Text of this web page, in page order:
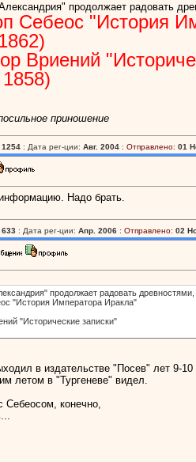
продолжает радовать
Себеос "История
Вриений
приношение
1254: Дата рег-ции: Авг. 2004: Отправлено: 01
Надо брать.
633: Дата рег-ции: Апр. 2006: Отправлено: 02
продолжает радовать
"История Императора Иракла"
"Исторические записки"
в издательстве "Посев" лет 9-
летом в "Тургеневе" видел.
Себеосом, конечно,